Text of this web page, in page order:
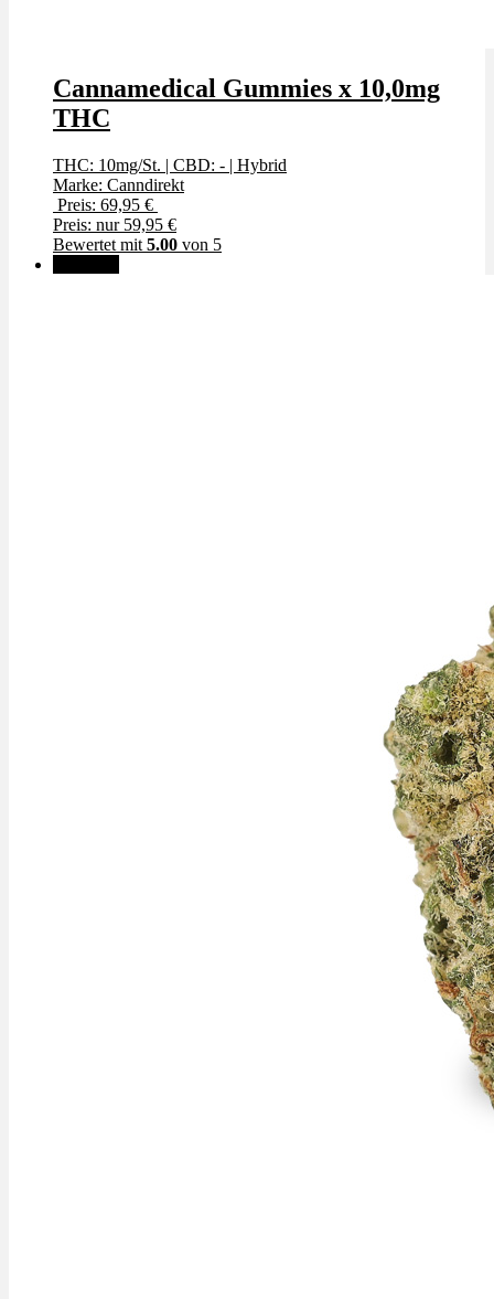
Cannamedical Gummies x 10,0mg
THC
THC: 10mg/St. | CBD: - | Hybrid
Marke: Canndirekt
Preis: 69,95 €
Preis: nur 59,95 €
Bewertet mit 5.00 von 5